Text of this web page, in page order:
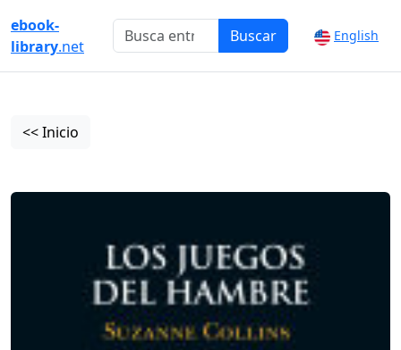
ebook-
library.net
Buscar English
<< Inicio